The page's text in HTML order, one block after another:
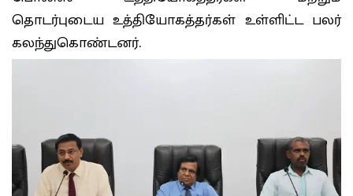
தொடர்புடைய உத்தியோகத்தர்கள் உள்ளிட்ட பலர்
கலந்துகொண்டனர்.